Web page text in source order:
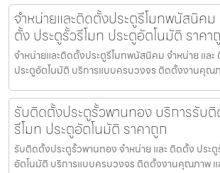
จำหน่ายและติดตั้งประตูรีโมทพนัสนิค
ตั้ง ประตูรั้วรีโมท ประตูอัตโนมัติ ราคา
จำหน่ายและติดตั้งประตูรีโมทพนัสนิคม จำหน่าย และ
ประตูอัตโนมัติ บริการแบบครบวงจร ติดตั้งงานคุณ
รับติดตั้งประตูรั้วพานทอง บริการรับ
รีโมท ประตูอัตโนมัติ ราคาถูก
รับติดตั้งประตูรั้วพานทอง จำหน่าย และ ติดตั้ง ประตู
อัตโนมัติ บริการแบบครบวงจร ติดตั้งงานคุณภาพ แ